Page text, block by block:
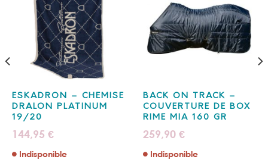
ESKADRON – CHEMISE
DRALON PLATINUM
19/20
144,95 €
Indisponible
BACK ON TRACK –
COUVERTURE DE BOX
RIME MIA 160 GR
259,90 €
Indisponible